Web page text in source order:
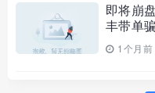
即将崩
丰带单
1个月前